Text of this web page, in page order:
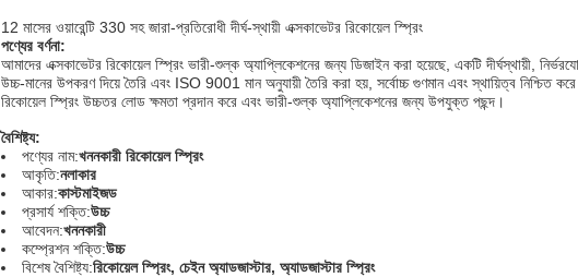
12 মাসের ওয়ারেন্টি 330 সহ জারা-প্রতিরোধী দীর্ঘ-স্থায়ী এক্সকাভেটর রিকোয়েল স্প্রিং
পণ্যের বর্ণনা:
আমাদের এক্সকাভেটর রিকোয়েল স্প্রিং ভারী-শুল্ক অ্যাপ্লিকেশনের জন্য ডিজাইন করা হয়েছে, একটি দীর্ঘস্থায়ী,
উচ্চ-মানের উপকরণ দিয়ে তৈরি এবং ISO 9001 মান অনুযায়ী তৈরি করা হয়, সর্বোচ্চ গুণমান এবং স্থায়িত্ব
রিকোয়েল স্প্রিং উচ্চতর লোড ক্ষমতা প্রদান করে এবং ভারী-শুল্ক অ্যাপ্লিকেশনের জন্য উপযুক্ত পছন্দ।
বৈশিষ্ট্য:
পণ্যের নাম:খননকারী রিকোয়েল স্প্রিং
আকৃতি:নলাকার
আকার:কাস্টমাইজড
প্রসার্য শক্তি:উচ্চ
আবেদন:খননকারী
কম্প্রেশন শক্তি:উচ্চ
বিশেষ বৈশিষ্ট্য:রিকোয়েল স্প্রিং, চেইন অ্যাডজাস্টার, অ্যাডজাস্টার স্প্রিং